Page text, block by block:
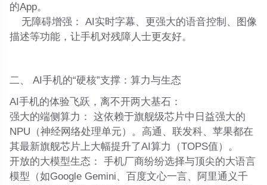
的App。
无障碍增强：
AI实时字幕、更强大的语音控制、图像
描述等功能，让手机对残障人士更友好。
二、 AI手机的“硬核”支撑：算力与生态
AI手机的体验飞跃，离不开两大基石：
强大的端侧算力：
这依赖于旗舰级芯片中日益强大的
NPU（神经网络处理单元）。高通、联发科、苹果都在
其最新旗舰芯片上大幅提升了AI算力（TOPS值）。
开放的大模型生态：
手机厂商纷纷选择与顶尖的大语言
模型（如Google Gemini、百度文心一言、阿里通义千